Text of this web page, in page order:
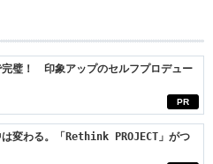
PR
完璧！ 印象アップのセルフプロデュー
変わる。「Rethink PROJECT」がつ